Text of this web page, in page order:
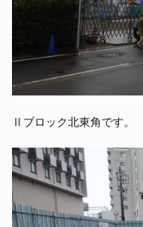
Ⅱブロック北東角です。